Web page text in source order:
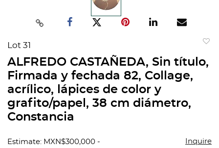
Lot 31
ALFREDO CASTAÑEDA, Sin título,
Firmada y fechada 82, Collage,
acrílico, lápices de color y
grafito/papel, 38 cm diámetro,
Constancia
Estimate: MXN$300,000 -
Inquire